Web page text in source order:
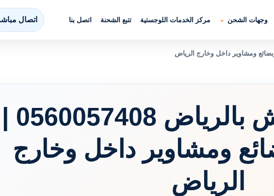
وجهات الشحن مركز الخدمات اللوجستية تتبع الشحنة اتصل بنا اتصال
ونيت نقل عفش بالرياض 0560057408 |
ومشاوير داخل وخارج
الرياض